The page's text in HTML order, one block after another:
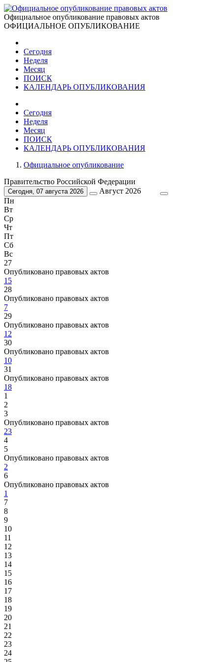
Официальное опубликование правовых актов
ОФИЦИАЛЬНОЕ ОПУБЛИКОВАНИЕ
Сегодня
Неделя
Месяц
ПОИСК
КАЛЕНДАРЬ ОПУБЛИКОВАНИЯ
Сегодня
Неделя
Месяц
ПОИСК
КАЛЕНДАРЬ ОПУБЛИКОВАНИЯ
Официальное опубликование
Правительство Российской Федерации
Сегодня, 07 августа 2026
Август 2026
Пн
Вт
Ср
Чт
Пт
Сб
Вс
27
Опубликовано правовых актов
15
28
Опубликовано правовых актов
7
29
Опубликовано правовых актов
12
30
Опубликовано правовых актов
10
31
Опубликовано правовых актов
18
1
2
3
Опубликовано правовых актов
23
4
5
Опубликовано правовых актов
2
6
Опубликовано правовых актов
1
7
8
9
10
11
12
13
14
15
16
17
18
19
20
21
22
23
24